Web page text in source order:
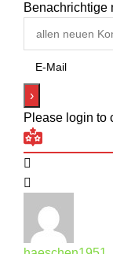
Benachrichtige
Please login to